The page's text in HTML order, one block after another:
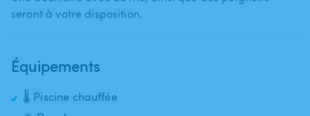
seront à votre disposition.
Équipements
🌡️ Piscine chauffée